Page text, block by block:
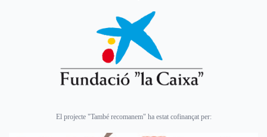
El projecte "També recomanem" ha estat cofinançat per: